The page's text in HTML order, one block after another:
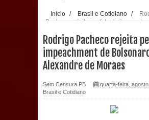
com a saúde bucal em
PDT da Paraíba faz
preparativa para
Prefeitura de Sapé paga
Início / Brasil e Cotidiano /
Pacheco rejeita pedido de
Rodrigo Pacheco rejeita
impeachment de
Alexandre de Moraes
Sem Censura PB
quarta-feira, agosto
Brasil e Cotidiano